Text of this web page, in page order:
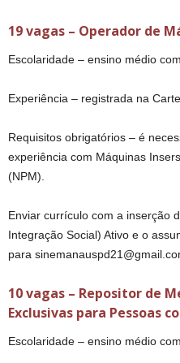
19 vagas – Operador de
Escolaridade – ensino médio
Experiência – registrada na
Requisitos obrigatórios – é
experiência com Máquinas
(NPM).
Enviar currículo com a inserção
Integração Social) Ativo e o
para
10 vagas – Repositor de
Exclusivas para Pessoas
Escolaridade – ensino médio